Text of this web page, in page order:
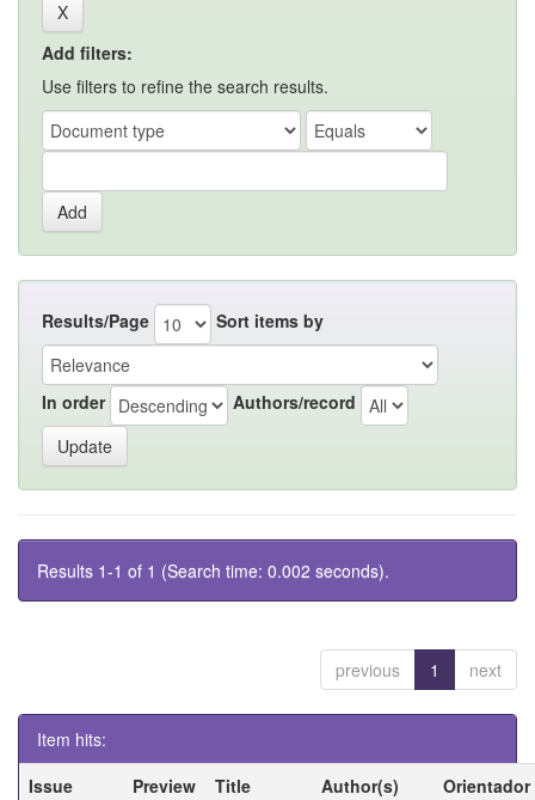
Add filters:
Use filters to refine the search results.
Results/Page Sort items by
In order Authors/record
Results 1-1 of 1 (Search time: 0.002 seconds).
previous 1 next
Item hits:
Issue
Preview Title Author(s) Orientador